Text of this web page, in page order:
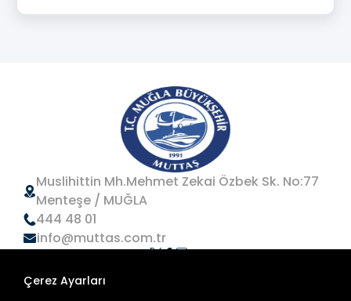
Muslihittin Mh.Mehmet Zekai Özbek Sk. No:77
Menteşe / MUĞLA
444 48 01
info@muttas.com.tr
Çerez Ayarları